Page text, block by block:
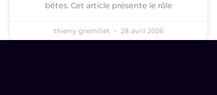
bêtes. Cet article présente le rôle
thierry gremillet 28 avril 2026